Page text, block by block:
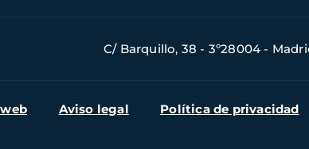
C/ Barquillo, 38 - 3º28004 -
Aviso legal Política de privacidad